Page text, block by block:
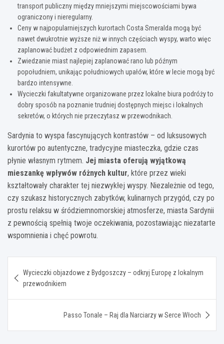
transport publiczny między mniejszymi miejscowościami bywa
ograniczony i nieregularny.
Ceny w najpopularniejszych kurortach Costa Smeralda mogą być
nawet dwukrotnie wyższe niż w innych częściach wyspy, warto więc
zaplanować budżet z odpowiednim zapasem.
Zwiedzanie miast najlepiej zaplanować rano lub późnym
popołudniem, unikając południowych upałów, które w lecie mogą być
bardzo intensywne.
Wycieczki fakultatywne organizowane przez lokalne biura podróży to
dobry sposób na poznanie trudniej dostępnych miejsc i lokalnych
sekretów, o których nie przeczytasz w przewodnikach.
Sardynia to wyspa fascynujących kontrastów – od luksusowych
kurortów po autentyczne, tradycyjne miasteczka, gdzie czas
płynie własnym rytmem. Jej miasta oferują wyjątkową
mieszankę wpływów różnych kultur, które przez wieki
kształtowały charakter tej niezwykłej wyspy. Niezależnie od tego,
czy szukasz historycznych zabytków, kulinarnych przygód, czy po
prostu relaksu w śródziemnomorskiej atmosferze, miasta Sardynii
z pewnością spełnią twoje oczekiwania, pozostawiając niezatarte
wspomnienia i chęć powrotu.
wpisu
Wycieczki objazdowe z Bydgoszczy – odkryj Europę z lokalnym
przewodnikiem
Passo Tonale – Raj dla Narciarzy w Serce Włoch